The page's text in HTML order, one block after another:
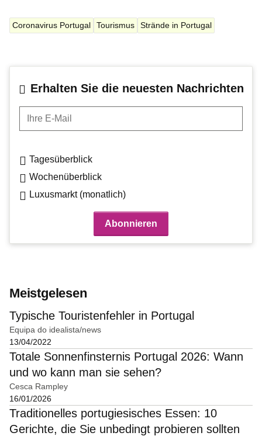
Coronavirus Portugal Tourismus Strände in Portugal
Erhalten Sie die neuesten Nachrichten
Ihre E-Mail
Tagesüberblick
Wochenüberblick
Luxusmarkt (monatlich)
Meistgelesen
Typische Touristenfehler in Portugal
Equipa do idealista/news
13/04/2022
Totale Sonnenfinsternis Portugal 2026: Wann
und wo kann man sie sehen?
Cesca Rampley
16/01/2026
Traditionelles portugiesisches Essen: 10
Gerichte, die Sie unbedingt probieren sollten